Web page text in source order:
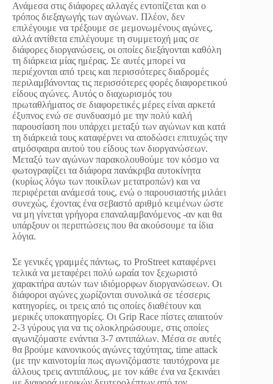
Ανάμεσα στις διάφορες αλλαγές εντοπίζεται και ο
τρόπος διεξαγωγής των αγώνων. Πλέον, δεν
επιλέγουμε να τρέξουμε σε μεμονωμένους αγώνες,
αλλά αντίθετα επιλέγουμε τη συμμετοχή μας σε
διάφορες διοργανώσεις, οι οποίες διεξάγονται καθόλη
τη διάρκεια μίας ημέρας. Σε αυτές μπορεί να
περιέχονται από τρεις και περισσότερες διαδρομές
περιλαμβάνοντας τις περισσότερες φορές διαφορετικού
είδους αγώνες. Αυτός ο διαχωρισμός του
πρωταθλήματος σε διαφορετικές μέρες είναι αρκετά
έξυπνος ενώ σε συνδυασμό με την πολύ καλή
παρουσίαση που υπάρχει μεταξύ των αγώνων και κατά
τη διάρκειά τους καταφέρνει να αποδώσει επιτυχώς την
ατμόσφαιρα αυτού του είδους των διοργανώσεων.
Μεταξύ των αγώνων παρακολουθούμε τον κόσμο να
φωτογραφίζει τα διάφορα πανάκριβα αυτοκίνητα
(κυρίως λόγω των ποικίλων μετατροπών) και να
περιφέρεται ανάμεσά τους, ενώ ο παρουσιαστής μιλάει
συνεχώς, έχοντας ένα σεβαστό αριθμό κειμένων ώστε
να μη γίνεται γρήγορα επαναλαμβανόμενος -αν και θα
υπάρξουν οι περιπτώσεις που θα ακούσουμε τα ίδια
λόγια.
Σε γενικές γραμμές πάντως, το ProStreet καταφέρνει
τελικά να μεταφέρει πολύ ωραία τον ξεχωριστό
χαρακτήρα αυτών των ιδιόμορφων διοργανώσεων. Οι
διάφοροι αγώνες χωρίζονται συνολικά σε τέσσερις
κατηγορίες, οι τρεις από τις οποίες διαθέτουν και
μερικές υποκατηγορίες. Οι Grip Race πίστες απαιτούν
2-3 γύρους για να τις ολοκληρώσουμε, στις οποίες
αγωνιζόμαστε ενάντια 3-7 αντιπάλων. Μέσα σε αυτές
θα βρούμε κανονικούς αγώνες ταχύτητας, time attack
(με την καινοτομία πως αγωνιζόμαστε ταυτόχρονα με
άλλους τρεις αντιπάλους, με τον κάθε ένα να ξεκινάει